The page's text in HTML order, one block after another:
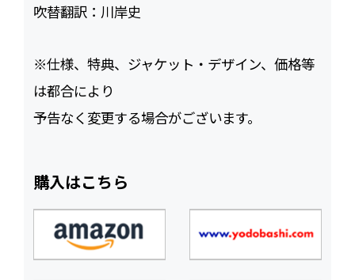
吹替翻訳： 川岸史
※仕様、特典、ジャケット・デザイン、価格等
は都合により
予告なく変更する場合がございます。
購入はこちら